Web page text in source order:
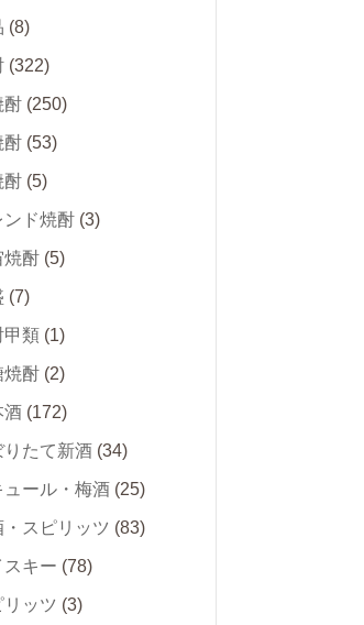
(8)
(322)
酎 (250)
酎 (53)
酎 (5)
ンド焼酎 (3)
焼酎 (5)
(7)
甲類 (1)
焼酎 (2)
酒 (172)
りたて新酒 (34)
ュール・梅酒 (25)
・スピリッツ (83)
スキー (78)
リッツ (3)